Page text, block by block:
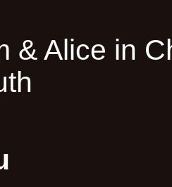
& Alice in